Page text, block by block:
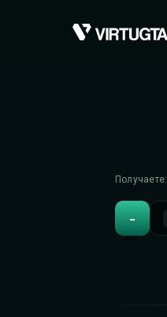
Получаете:
-